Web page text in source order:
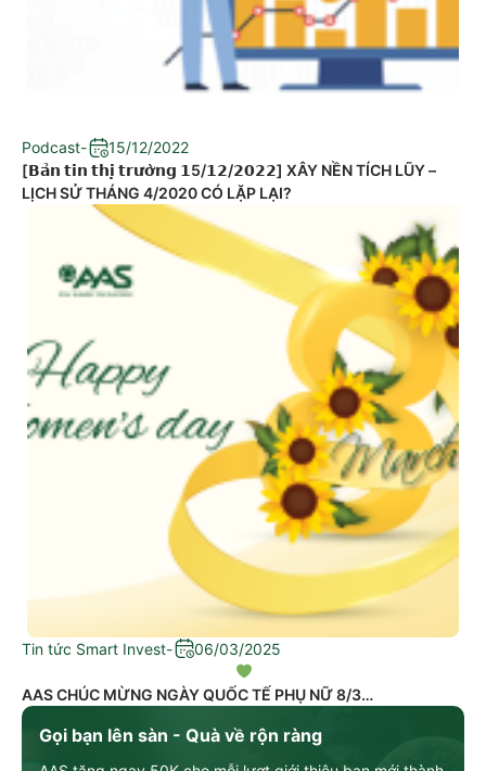
Gọi bạn lên sàn - Quà về rộn ràng
Podcast-
15/12/2022
[𝗕𝗮̉𝗻 𝘁𝗶𝗻 𝘁𝗵𝗶̣ 𝘁𝗿𝘂̛𝗼̛̀𝗻𝗴 𝟭5/𝟭𝟮/𝟮𝟬𝟮𝟮] XÂY NỀN TÍCH LŨY –
LỊCH SỬ THÁNG 4/2020 CÓ LẶP LẠI?
Tin tức Smart Invest- 06/03/2025
AAS CHÚC MỪNG NGÀY QUỐC TẾ PHỤ NỮ 8/3